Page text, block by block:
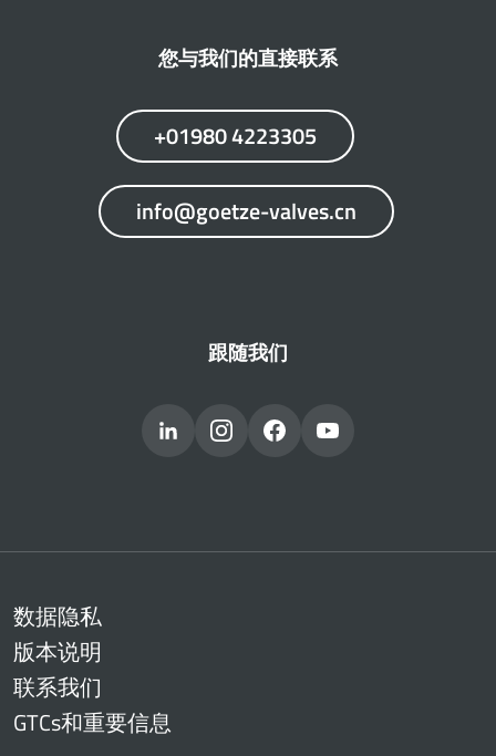
您与我们的直接联系
+01980 4223305
info@goetze-valves.cn
跟随我们
数据隐私
版本说明
联系我们
GTCs和重要信息